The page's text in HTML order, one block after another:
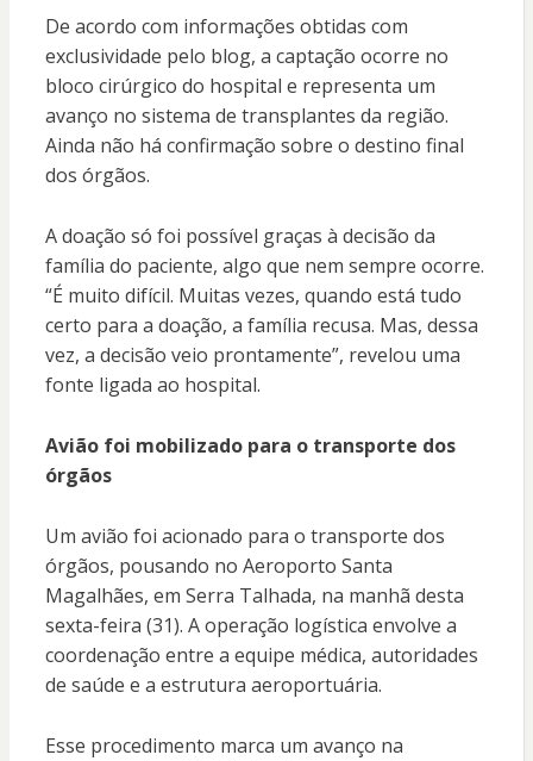
De acordo com informações obtidas com
exclusividade pelo blog, a captação ocorre no
bloco cirúrgico do hospital e representa um
avanço no sistema de transplantes da região.
Ainda não há confirmação sobre o destino final
dos órgãos.
A doação só foi possível graças à decisão da
família do paciente, algo que nem sempre ocorre.
“É muito difícil. Muitas vezes, quando está tudo
certo para a doação, a família recusa. Mas, dessa
vez, a decisão veio prontamente”, revelou uma
fonte ligada ao hospital.
Avião foi mobilizado para o transporte dos
órgãos
Um avião foi acionado para o transporte dos
órgãos, pousando no Aeroporto Santa
Magalhães, em Serra Talhada, na manhã desta
sexta-feira (31). A operação logística envolve a
coordenação entre a equipe médica, autoridades
de saúde e a estrutura aeroportuária.
Esse procedimento marca um avanço na